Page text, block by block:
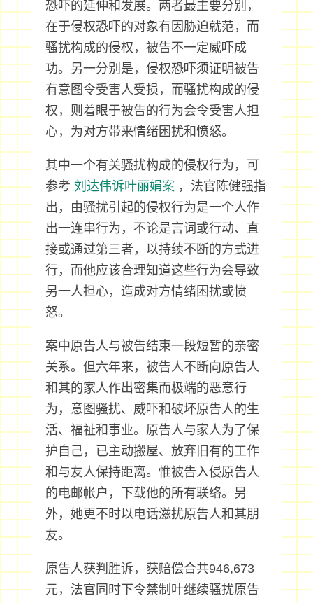
恐吓的延伸和发展。两者最主要分别，
在于侵权恐吓的对象有因胁迫就范，而
骚扰构成的侵权，被告不一定威吓成
功。另一分别是，侵权恐吓须证明被告
有意图令受害人受损，而骚扰构成的侵
权，则着眼于被告的行为会令受害人担
心，为对方带来情绪困扰和愤怒。
其中一个有关骚扰构成的侵权行为，可
参考 刘达伟诉叶丽娟案 ，法官陈健强指
出，由骚扰引起的侵权行为是一个人作
出一连串行为，不论是言词或行动、直
接或通过第三者，以持续不断的方式进
行，而他应该合理知道这些行为会导致
另一人担心，造成对方情绪困扰或愤
怒。
案中原告人与被告结束一段短暂的亲密
关系。但六年来，被告人不断向原告人
和其的家人作出密集而极端的恶意行
为，意图骚扰、威吓和破坏原告人的生
活、福祉和事业。原告人与家人为了保
护自己，已主动搬屋、放弃旧有的工作
和与友人保持距离。惟被告入侵原告人
的电邮帐户，下载他的所有联络。另
外，她更不时以电话滋扰原告人和其朋
友。
原告人获判胜诉，获赔偿合共946,673
元，法官同时下令禁制叶继续骚扰原告